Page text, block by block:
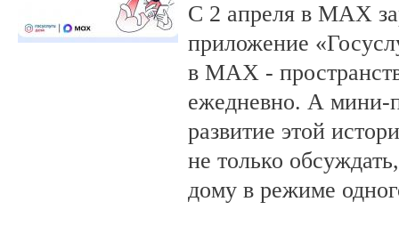
С 2 апреля в MAX
приложение
в MAX -
ежедневно. А мини-
развитие этой
не только
дому в режиме